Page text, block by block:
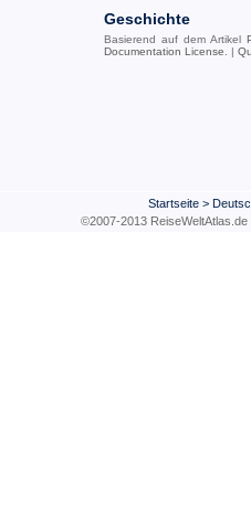
Geschichte
Basierend auf dem Artikel
Documentation License . |
Startseite >
©2007-2013